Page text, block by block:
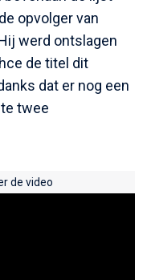
opvolger van
werd ontslagen
de titel dit
dat er nog een
twee
de video